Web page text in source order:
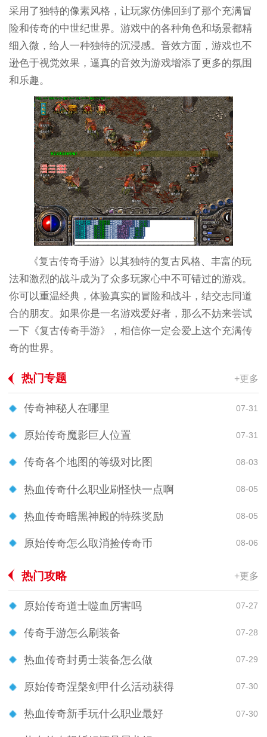
采用了独特的像素风格，让玩家仿佛回到了那个充满冒
险和传奇的中世纪世界。游戏中的各种角色和场景都精
细入微，给人一种独特的沉浸感。音效方面，游戏也不
逊色于视觉效果，逼真的音效为游戏增添了更多的氛围
和乐趣。
《复古传奇手游》以其独特的复古风格、丰富的玩
法和激烈的战斗成为了众多玩家心中不可错过的游戏。
你可以重温经典，体验真实的冒险和战斗，结交志同道
合的朋友。如果你是一名游戏爱好者，那么不妨来尝试
一下《复古传奇手游》，相信你一定会爱上这个充满传
奇的世界。
热门专题 +更多
传奇神秘人在哪里 07-31
原始传奇魔影巨人位置 07-31
传奇各个地图的等级对比图 08-03
热血传奇什么职业刷怪快一点啊 08-05
热血传奇暗黑神殿的特殊奖励 08-05
原始传奇怎么取消捡传奇币 08-06
热门攻略 +更多
原始传奇道士噬血厉害吗 07-27
传奇手游怎么刷装备 07-28
热血传奇封勇士装备怎么做 07-29
原始传奇涅槃剑甲什么活动获得 07-30
热血传奇新手玩什么职业最好 07-30